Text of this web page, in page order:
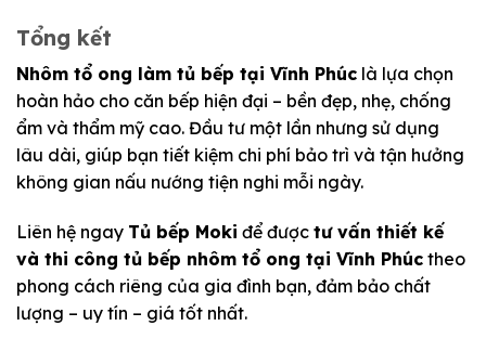
Tổng kết
Nhôm tổ ong làm tủ bếp tại Vĩnh Phúc là lựa chọn
hoàn hảo cho căn bếp hiện đại – bền đẹp, nhẹ, chống
ẩm và thẩm mỹ cao. Đầu tư một lần nhưng sử dụng
lâu dài, giúp bạn tiết kiệm chi phí bảo trì và tận hưởng
không gian nấu nướng tiện nghi mỗi ngày.
Liên hệ ngay Tủ bếp Moki để được tư vấn thiết kế
và thi công tủ bếp nhôm tổ ong tại Vĩnh Phúc theo
phong cách riêng của gia đình bạn, đảm bảo chất
lượng – uy tín – giá tốt nhất.